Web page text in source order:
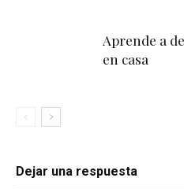
Aprende a
en casa
Dejar una respuesta